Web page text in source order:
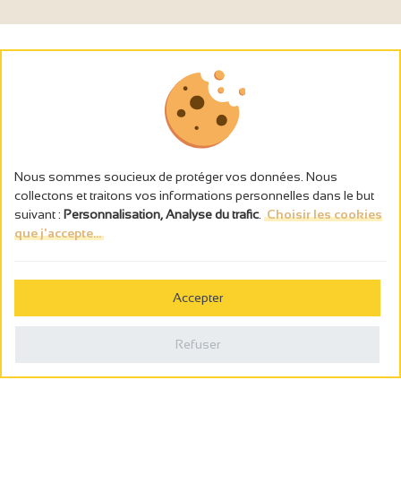
L’abus d’alcool est dangereux pour la santé, à consommer avec
Politique de confidentialité
Nous sommes soucieux de protéger vos données. Nous
collectons et traitons vos informations personnelles dans le but
suivant : Personnalisation, Analyse du trafic Choisir les cookies
que j'accepte...
Accepter
Refuser